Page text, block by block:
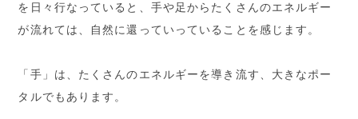
を日々行なっていると、手や足からたくさんのエネルギー
が流れては、自然に還っていっていることを感じます。
「手」は、たくさんのエネルギーを導き流す、大きなポー
タルでもあります。